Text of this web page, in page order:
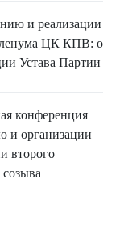
и реализации
ЦК КПВ: о
Устава Партии
конференция
и организации
второго